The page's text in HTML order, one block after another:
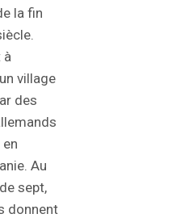
la fin
à
village
des
Au
sept,
donnent